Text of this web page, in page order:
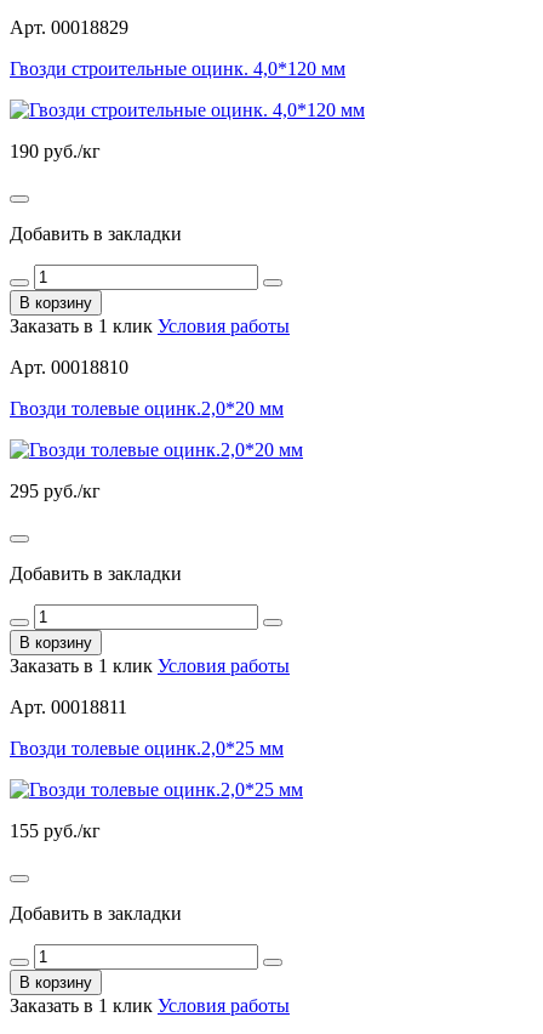
Арт. 00018829
Гвозди строительные оцинк. 4,0*120 мм
190 руб./кг
Добавить в закладки
В корзину
Заказать в 1 клик Условия работы
Арт. 00018810
Гвозди толевые оцинк.2,0*20 мм
295 руб./кг
Добавить в закладки
В корзину
Заказать в 1 клик Условия работы
Арт. 00018811
Гвозди толевые оцинк.2,0*25 мм
155 руб./кг
Добавить в закладки
В корзину
Заказать в 1 клик Условия работы